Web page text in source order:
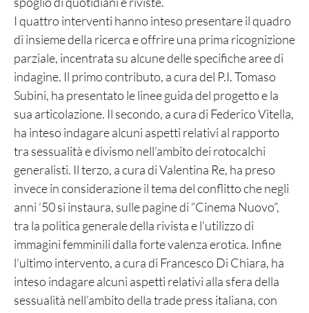
I quattro interventi hanno inteso presentare il quadro
di insieme della ricerca e offrire una prima ricognizione
parziale, incentrata su alcune delle specifiche aree di
indagine. Il primo contributo, a cura del P.I. Tomaso
Subini, ha presentato le linee guida del progetto e la
sua articolazione. Il secondo, a cura di Federico Vitella,
ha inteso indagare alcuni aspetti relativi al rapporto
tra sessualità e divismo nell’ambito dei rotocalchi
generalisti. Il terzo, a cura di Valentina Re, ha preso
invece in considerazione il tema del conflitto che negli
anni ’50 si instaura, sulle pagine di “Cinema Nuovo”,
tra la politica generale della rivista e l’utilizzo di
immagini femminili dalla forte valenza erotica. Infine
l’ultimo intervento, a cura di Francesco Di Chiara, ha
inteso indagare alcuni aspetti relativi alla sfera della
sessualità nell’ambito della trade press italiana, con